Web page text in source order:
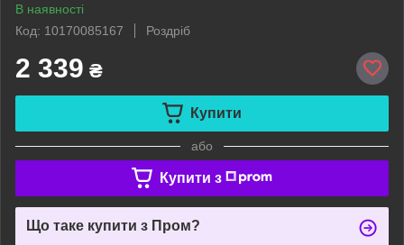
В наявності
Код: 10170085167
Роздріб
2 339 ₴
Купити
або
Купити з
Що таке купити з Пром?